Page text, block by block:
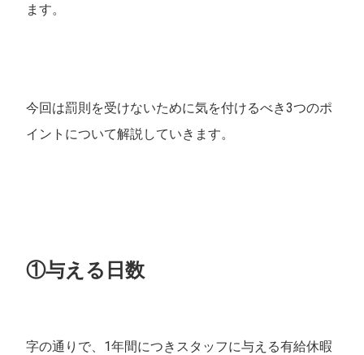
ます。
今回は罰則を受けないために気を付けるべき3つのポ
イントについて解説していきます。
①与える日数
字の通りで、1年間につきスタッフに与える有給休暇